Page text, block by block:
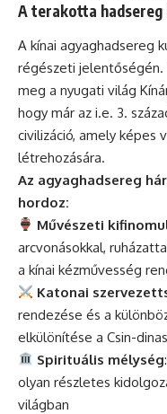
A terakotta
A kínai agyaghadsereg
régészeti
meg a nyugati világ
hogy már az i.e. 3.
civilizáció, amely képes
létrehozására.
Az agyaghadsereg
hordoz:
Művészeti
arcvonásokkal,
a kínai kézművesség
Katonai
rendezése és a
elkülönítése a Csin-
Spirituális mélység
olyan részletes
világban